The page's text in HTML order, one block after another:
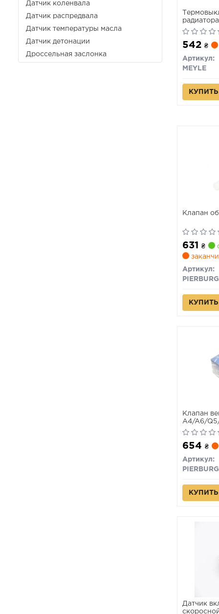
Датчик коленвала
Датчик распредвала
Датчик температуры масла
Датчик детонации
Дроссельная заслонка
542 ₴
Артикул:
MEYLE
КУПИТЬ
Клапан
631 ₴
Артикул:
PIERBURG
КУПИТЬ
Клапан
A4/A6/Q5/
654 ₴
Артикул:
PIERBURG
КУПИТЬ
Датчик